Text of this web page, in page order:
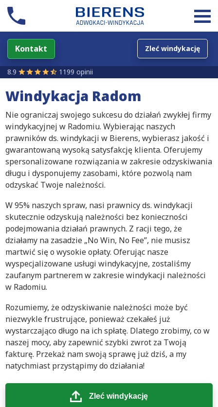
Kontakt Zleć windykację
8.9 1199 opinii
Windykacja Radom
Nie ograniczaj swojego sukcesu do działań zwykłej firmy
windykacyjnej w Radomiu. Wybierając naszych
prawników ds. windykacji w Bierens, wybierasz jakość i
gwarantowaną wysoką satysfakcję klienta. Oferujemy
spersonalizowane rozwiązania w zakresie odzyskiwania
długu i dysponujemy zasobami, które pozwolą nam
odzyskać Twoje należności.
W 95% naszych spraw, nasi prawnicy ds. windykacji
skutecznie odzyskują należności bez konieczności
podejmowania działań prawnych. Z racji tego, że
działamy na zasadzie „No Win, No Fee”, nie musisz
martwić się o wysokie opłaty. Oferując nasze
wyspecjalizowane usługi windykacyjne, zostaliśmy
zaufanym partnerem w zakresie windykacji należności
w Radomiu.
Rozumiemy, że odzyskiwanie należności może być
niezwykle frustrujące, ponieważ czekałeś już
wystarczająco długo na ich spłatę. Dlatego zrobimy, co w
naszej mocy, aby zapewnić szybki zwrot za Twoją
fakturę. Przekaż nam swoją sprawę już dziś, a my
natychmiast przystąpimy do działania!
Zleć windykację